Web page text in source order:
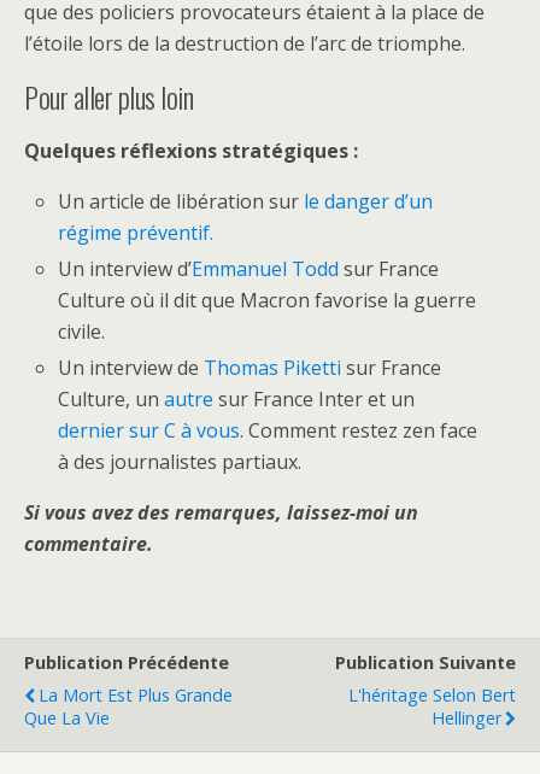
que des policiers provocateurs étaient à la place de
l’étoile lors de la destruction de l’arc de triomphe.
Pour aller plus loin
Quelques réflexions stratégiques :
Un article de libération sur le danger d’un
régime préventif.
Un interview d’Emmanuel Todd sur France
Culture où il dit que Macron favorise la guerre
civile.
Un interview de Thomas Piketti sur France
Culture, unautresur France Inter et un
dernier sur C à vous. Comment restez zen face
à des journalistes partiaux.
Si vous avez des remarques, laissez-moi un
commentaire.
Publication Précédente
La Mort Est Plus Grande
Que La Vie
Publication Suivante
L'héritage Selon Bert
Hellinger